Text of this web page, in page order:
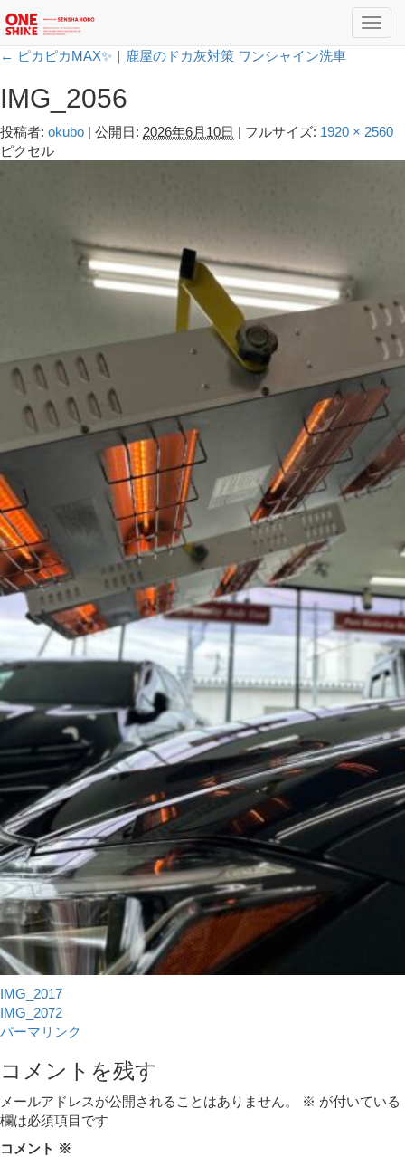
← ピカピカMAX✨｜鹿屋のドカ灰対策 ワンシャイン洗車
IMG_2056
投稿者: okubo | 公開日: 2026年6月10日 | フルサイズ: 1920 × 2560
ピクセル
IMG_2017
IMG_2072
パーマリンク
コメントを残す
メールアドレスが公開されることはありません。 ※ が付いている
欄は必須項目です
コメント ※